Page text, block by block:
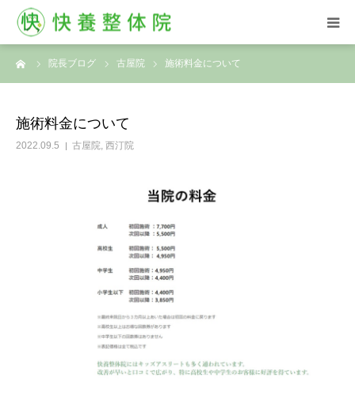
院長ブログ 古屋院 施術料金について
施術料金について
2022.09.5 古屋院, 西汀院
HOME
よくある質問
ご予約はこちら